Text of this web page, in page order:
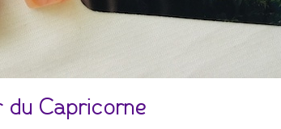
du Capricorne